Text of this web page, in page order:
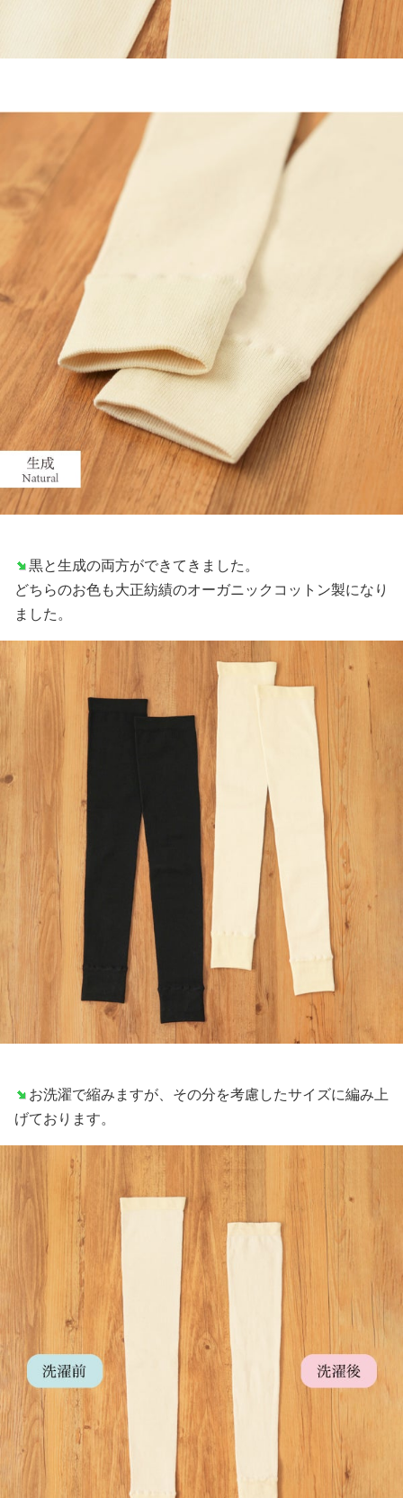
黒と生成の両方ができてきました。
どちらのお色も大正紡績のオーガニックコットン製になり
ました。
お洗濯で縮みますが、その分を考慮したサイズに編み上
げております。